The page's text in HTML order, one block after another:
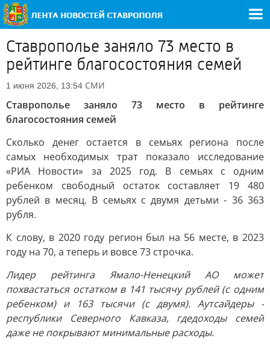
Ставрополье заняло 73 место в
рейтинге благосостояния семей
1 июня 2026, 13:54 СМИ
Ставрополье заняло 73 место в рейтинге
благосостояния семей
Сколько денег остается в семьях региона после
самых необходимых трат показало исследование
«РИА Новости» за 2025 год. В семьях с одним
ребенком свободный остаток составляет 19 480
рублей в месяц. В семьях с двумя детьми - 36 363
рубля.
К слову, в 2020 году регион был на 56 месте, в 2023
году на 70, а теперь и вовсе 73 строчка.
Лидер рейтинга Ямало-Ненецкий АО может
похвастаться остатком в 141 тысячу рублей (с одним
ребенком) и 163 тысячи (с двумя). Аутсайдеры -
республики Северного Кавказа, гдедоходы семей
даже не покрывают минимальные расходы.